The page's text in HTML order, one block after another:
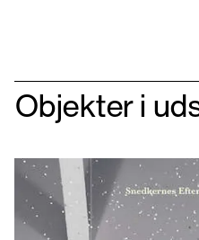
Objekter i